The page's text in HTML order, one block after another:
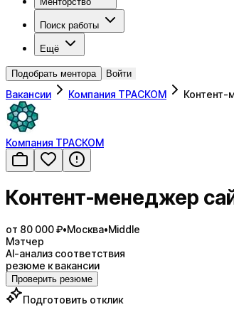
Поиск работы
Ещё
Подобрать ментора Войти
Вакансии Компания ТРАСКОМ Контент-
Компания ТРАСКОМ
Контент-менеджер
от 80 000 ₽•Москва•Middle
Мэтчер
AI-анализ соответствия
резюме к вакансии
Проверить резюме
Подготовить отклик